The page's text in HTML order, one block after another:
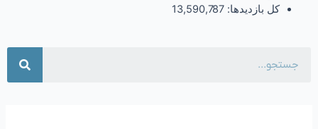
کل بازدیدها: 13,590,787